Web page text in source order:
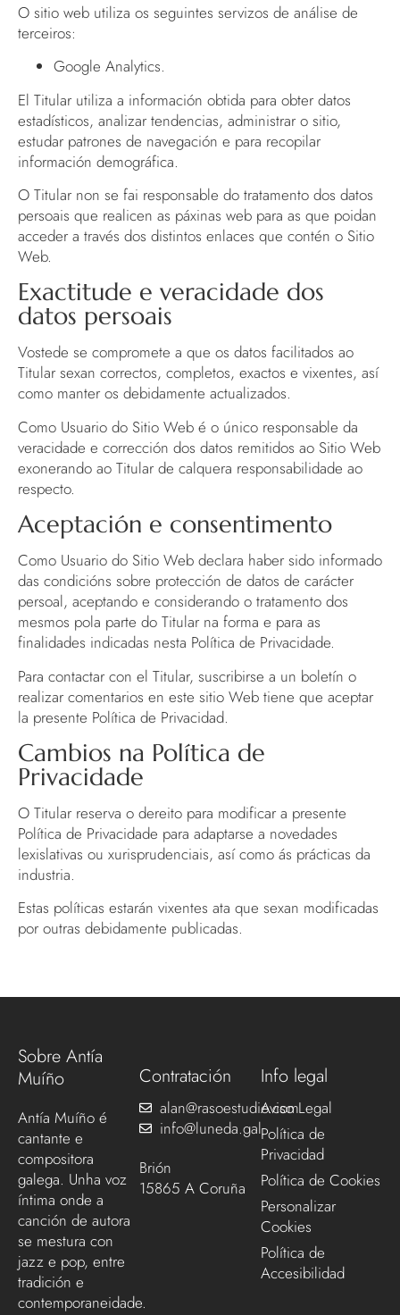
O sitio web utiliza os seguintes servizos de análise de
terceiros:
Google Analytics.
El Titular utiliza a información obtida para obter datos
estadísticos, analizar tendencias, administrar o sitio,
estudar patrones de navegación e para recopilar
información demográfica.
O Titular non se fai responsable do tratamento dos datos
persoais que realicen as páxinas web para as que poidan
acceder a través dos distintos enlaces que contén o Sitio
Web.
Exactitude e veracidade dos
datos persoais
Vostede se compromete a que os datos facilitados ao
Titular sexan correctos, completos, exactos e vixentes, así
como manter os debidamente actualizados.
Como Usuario do Sitio Web é o único responsable da
veracidade e corrección dos datos remitidos ao Sitio Web
exonerando ao Titular de calquera responsabilidade ao
respecto.
Aceptación e consentimento
Como Usuario do Sitio Web declara haber sido informado
das condicións sobre protección de datos de carácter
persoal, aceptando e considerando o tratamento dos
mesmos pola parte do Titular na forma e para as
finalidades indicadas nesta Política de Privacidade.
Para contactar con el Titular, suscribirse a un boletín o
realizar comentarios en este sitio Web tiene que aceptar
la presente Política de Privacidad.
Cambios na Política de
Privacidade
O Titular reserva o dereito para modificar a presente
Política de Privacidade para adaptarse a novedades
lexislativas ou xurisprudenciais, así como ás prácticas da
industria.
Estas políticas estarán vixentes ata que sexan modificadas
por outras debidamente publicadas.
Sobre Antía
Muíño
Antía Muíño é
cantante e
compositora
galega. Unha voz
íntima onde a
canción de autora
se mestura con
jazz e pop, entre
tradición e
contemporaneidade.
Contratación
alan@rasoestudio.com
info@luneda.gal
Brión
15865 A Coruña
Info legal
Aviso Legal
Política de
Privacidad
Política de Cookies
Personalizar
Cookies
Política de
Accesibilidad